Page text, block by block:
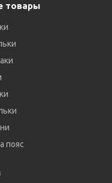
товары
пояс